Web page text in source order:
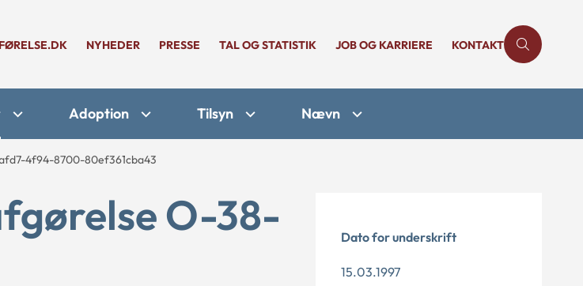
NYHEDER PRESSE TAL OG STATISTIK JOB OG KARRIERE KONTAKT
Adoption Tilsyn Nævn
4f94-8700-80ef361cba43
O-38-
Dato for underskrift
15.03.1997